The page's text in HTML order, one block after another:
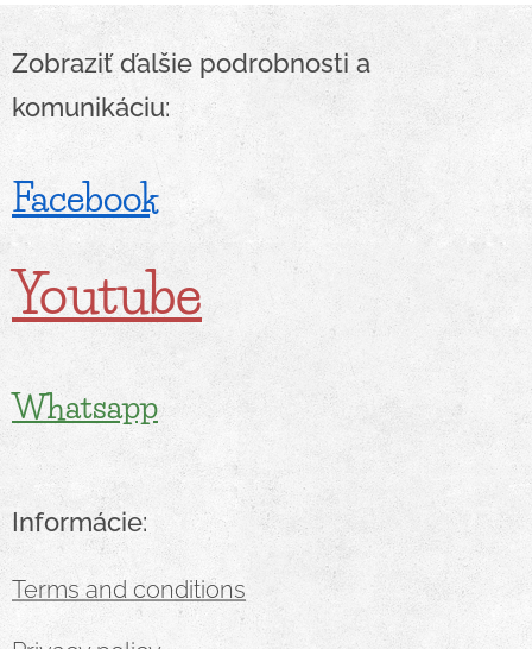
Zobraziť ďalšie podrobnosti a
komunikáciu:
Facebook
Youtube
Whatsapp
Informácie:
Terms and conditions